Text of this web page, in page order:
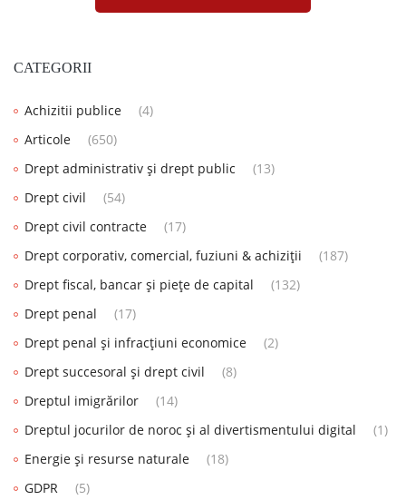
CATEGORII
Achizitii publice
(4)
Articole
(650)
Drept administrativ și drept public
(13)
Drept civil
(54)
Drept civil contracte
(17)
Drept corporativ, comercial, fuziuni & achiziții
(187)
Drept fiscal, bancar și piețe de capital
(132)
Drept penal
(17)
Drept penal și infracțiuni economice
(2)
Drept succesoral și drept civil
(8)
Dreptul imigrărilor
(14)
Dreptul jocurilor de noroc și al divertismentului digital
(1)
Energie și resurse naturale
(18)
GDPR
(5)